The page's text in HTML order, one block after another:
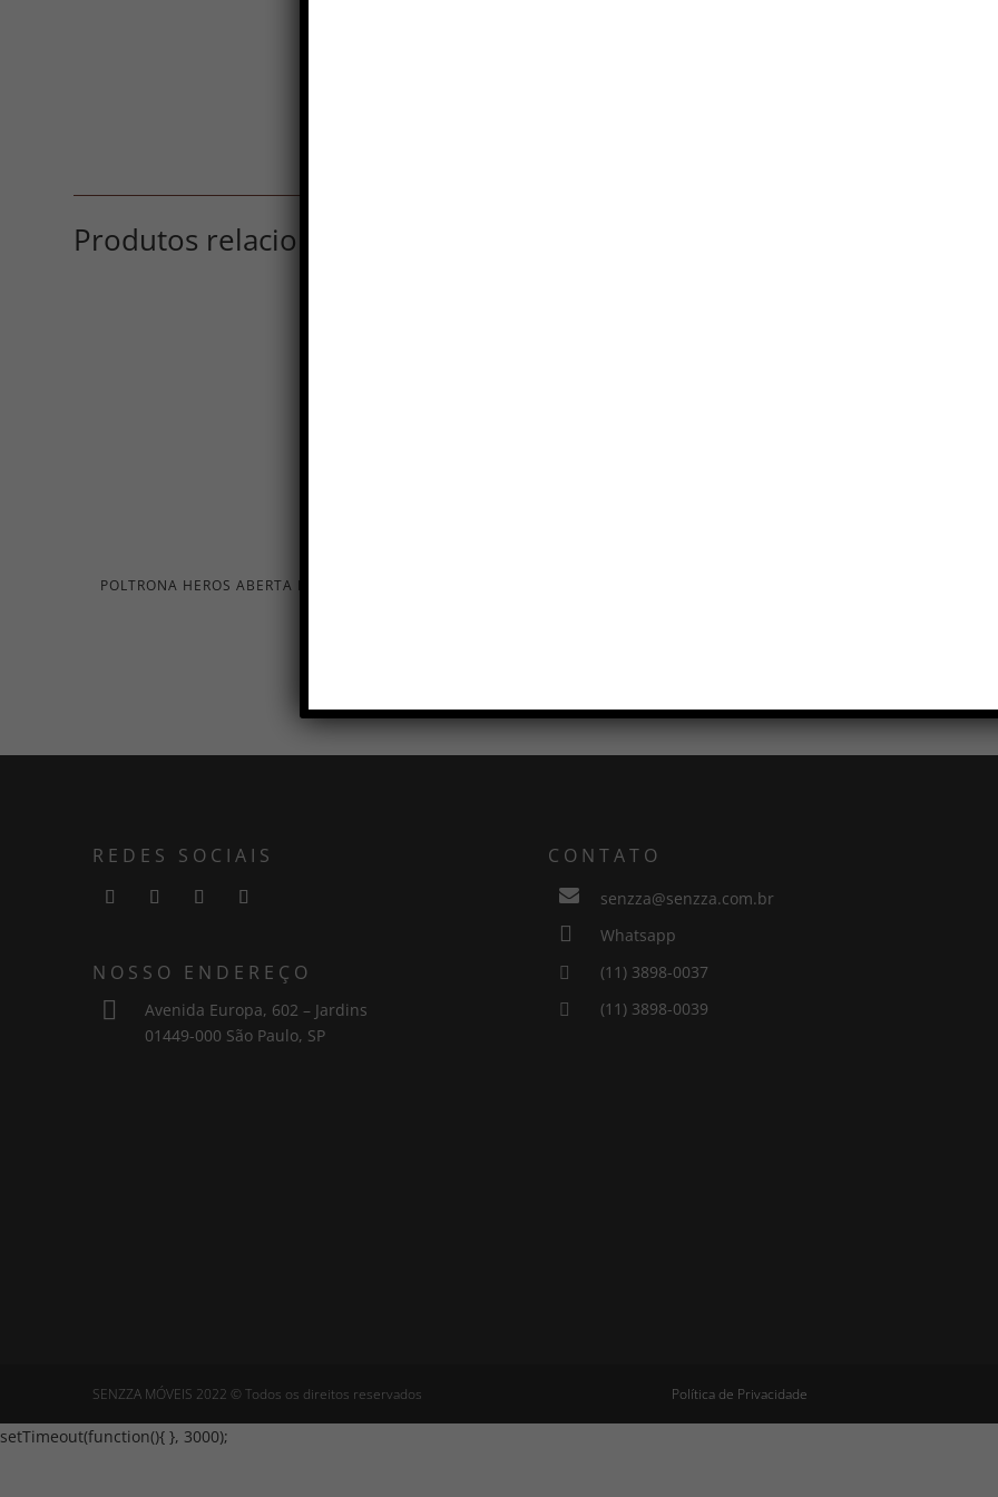
Produtos relacionados
POLTRONA HEROS ABERTA DISCO
REDES SOCIAIS
NOSSO ENDEREÇO

Avenida Europa, 602 – Jardins
01449-000 São Paulo, SP
CONTATO
 senzza@senzza.com.br
 Whatsapp
 (11) 3898-0037
 (11) 3898-0039
SENZZA MÓVEIS 2022 © Todos os direitos reservados Política de Privacidade
setTimeout(function(){ }, 3000);